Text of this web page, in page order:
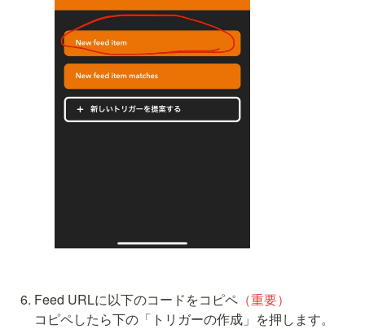
Feed URLに以下のコードをコピペ（重要）
コピペしたら下の「トリガーの作成」を押します。